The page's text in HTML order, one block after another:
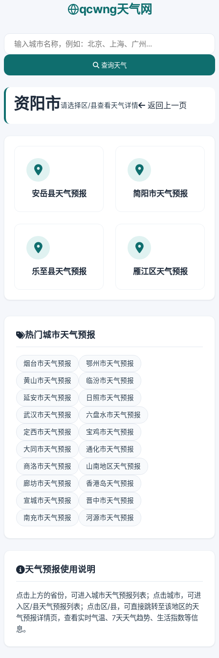
qcwng天气网
查询天气
资阳市请选择区/县查看天气详情 返回上一页
安岳县天气预报 简阳市天气预报
乐至县天气预报 雁江区天气预报
热门城市天气预报
烟台市天气预报 鄂州市天气预报
黄山市天气预报 临汾市天气预报
延安市天气预报 日照市天气预报
武汉市天气预报 六盘水市天气预报
定西市天气预报 宝鸡市天气预报
大同市天气预报 通化市天气预报
商洛市天气预报 山南地区天气预报
廊坊市天气预报 香港岛天气预报
宣城市天气预报 晋中市天气预报
南充市天气预报 河源市天气预报
天气预报使用说明
点击上方的省份，可进入城市天气预报列表；点击城市，可进
入区/县天气预报列表；点击区/县，可直接跳转至该地区的天
气预报详情页，查看实时气温、7天天气趋势、生活指数等信
息。